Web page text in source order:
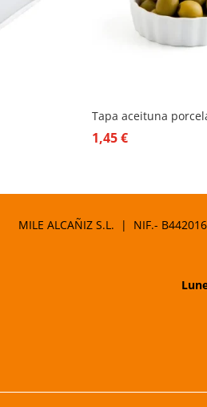
Tapa aceituna
1,45€
MILE ALCAÑIZ S.L. | NIF.-